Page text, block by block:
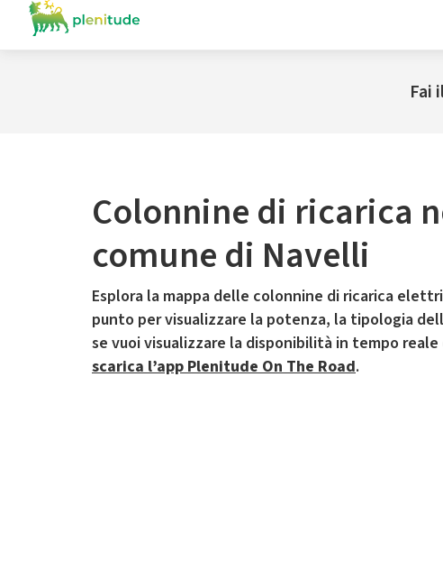
Fai
Colonnine di ricarica
comune di Navelli
Esplora la mappa delle colonnine di ricarica
punto per visualizzare la potenza, la tipologia
se vuoi visualizzare la disponibilità in tempo
scarica l’app Plenitude On The Road.
Il